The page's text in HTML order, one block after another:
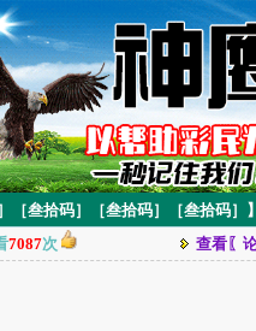
［叁拾码］［叁拾码］［叁拾码］
7087次 查看〖